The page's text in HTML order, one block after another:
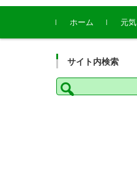
コンテンツに移動
ホーム
元
サイト内検索
検
索: